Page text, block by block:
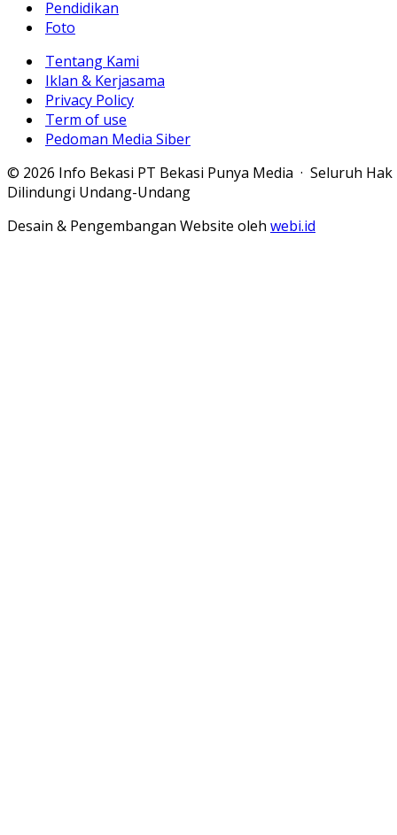
Pendidikan
Foto
Tentang Kami
Iklan & Kerjasama
Privacy Policy
Term of use
Pedoman Media Siber
© 2026 Info Bekasi PT Bekasi Punya Media · Seluruh Hak
Dilindungi Undang-Undang
Desain & Pengembangan Website oleh webi.id